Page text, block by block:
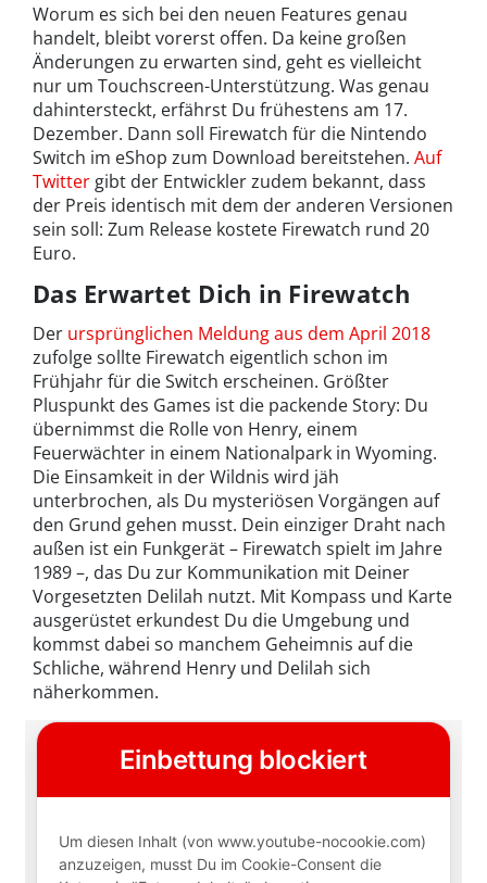
Worum es sich bei den neuen Features genau
handelt, bleibt vorerst offen. Da keine großen
Änderungen zu erwarten sind, geht es vielleicht
nur um Touchscreen-Unterstützung. Was genau
dahintersteckt, erfährst Du frühestens am 17.
Dezember. Dann soll Firewatch für die Nintendo
Switch im eShop zum Download bereitstehen. Auf
Twitter gibt der Entwickler zudem bekannt, dass
der Preis identisch mit dem der anderen Versionen
sein soll: Zum Release kostete Firewatch rund 20
Euro.
Das Erwartet Dich in Firewatch
Der ursprünglichen Meldung aus dem April 2018
zufolge sollte Firewatch eigentlich schon im
Frühjahr für die Switch erscheinen. Größter
Pluspunkt des Games ist die packende Story: Du
übernimmst die Rolle von Henry, einem
Feuerwächter in einem Nationalpark in Wyoming.
Die Einsamkeit in der Wildnis wird jäh
unterbrochen, als Du mysteriösen Vorgängen auf
den Grund gehen musst. Dein einziger Draht nach
außen ist ein Funkgerät – Firewatch spielt im Jahre
1989 –, das Du zur Kommunikation mit Deiner
Vorgesetzten Delilah nutzt. Mit Kompass und Karte
ausgerüstet erkundest Du die Umgebung und
kommst dabei so manchem Geheimnis auf die
Schliche, während Henry und Delilah sich
näherkommen.